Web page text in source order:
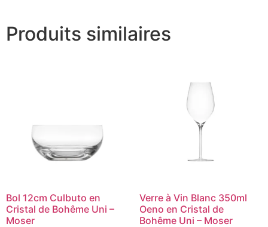
Produits similaires
Bol 12cm Culbuto en
Cristal de Bohême Uni –
Moser
Verre à Vin Blanc 350ml
Oeno en Cristal de
Bohême Uni – Moser